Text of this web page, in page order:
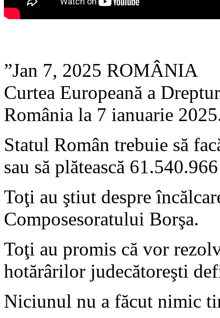
”Jan 7, 2025 ROMÂNIA
Curtea Europeană a
România la 7 ianuarie
Statul Român trebuie să
sau să plătească
Toţi au ştiut despre
Composesoratului Borşa.
Toţi au promis că vor
hotărârilor judecătoreşti
Niciunul nu a făcut nimic